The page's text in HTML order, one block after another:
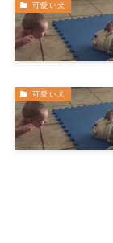
可愛い犬
可愛い犬